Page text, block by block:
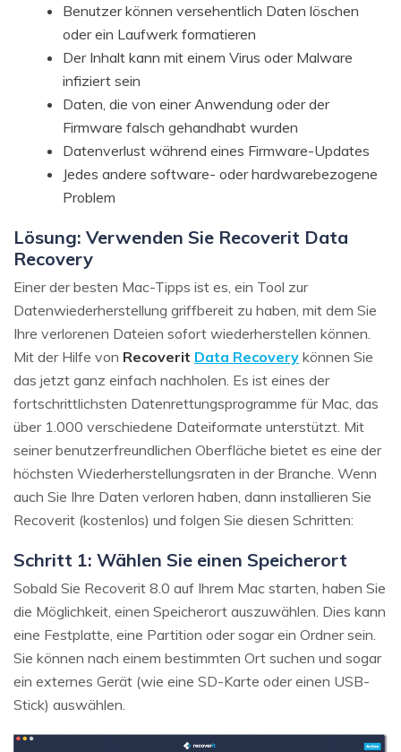
Benutzer können versehentlich Daten löschen
oder ein Laufwerk formatieren
Der Inhalt kann mit einem Virus oder Malware
infiziert sein
Daten, die von einer Anwendung oder der
Firmware falsch gehandhabt wurden
Datenverlust während eines Firmware-Updates
Jedes andere software- oder hardwarebezogene
Problem
Lösung: Verwenden Sie Recoverit Data
Recovery
Einer der besten Mac-Tipps ist es, ein Tool zur
Datenwiederherstellung griffbereit zu haben, mit dem Sie
Ihre verlorenen Dateien sofort wiederherstellen können.
Mit der Hilfe von Recoverit Data Recovery können Sie
das jetzt ganz einfach nachholen. Es ist eines der
fortschrittlichsten Datenrettungsprogramme für Mac, das
über 1.000 verschiedene Dateiformate unterstützt. Mit
seiner benutzerfreundlichen Oberfläche bietet es eine der
höchsten Wiederherstellungsraten in der Branche. Wenn
auch Sie Ihre Daten verloren haben, dann installieren Sie
Recoverit (kostenlos) und folgen Sie diesen Schritten:
Schritt 1: Wählen Sie einen Speicherort
Sobald Sie Recoverit 8.0 auf Ihrem Mac starten, haben Sie
die Möglichkeit, einen Speicherort auszuwählen. Dies kann
eine Festplatte, eine Partition oder sogar ein Ordner sein.
Sie können nach einem bestimmten Ort suchen und sogar
ein externes Gerät (wie eine SD-Karte oder einen USB-
Stick) auswählen.